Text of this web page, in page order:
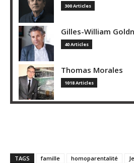
300 Articles
Gilles-William
40 Articles
Thomas Morales
1018 Articles
TAGS famille homoparentalité